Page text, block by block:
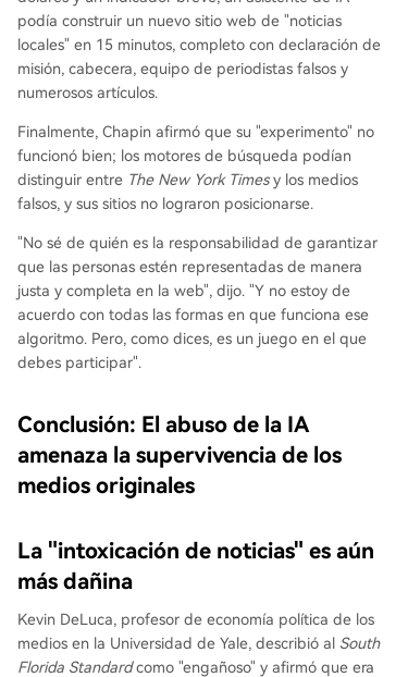
podía construir un nuevo sitio web de "noticias
locales" en 15 minutos, completo con declaración de
misión, cabecera, equipo de periodistas falsos y
numerosos artículos.
Finalmente, Chapin afirmó que su "experimento" no
funcionó bien; los motores de búsqueda podían
distinguir entre The New York Timesy los medios
falsos, y sus sitios no lograron posicionarse.
"No sé de quién es la responsabilidad de garantizar
que las personas estén representadas de manera
justa y completa en la web", dijo. "Y no estoy de
acuerdo con todas las formas en que funciona ese
algoritmo. Pero, como dices, es un juego en el que
debes participar".
Conclusión: El abuso de la IA
amenaza la supervivencia de los
medios originales
La "intoxicación de noticias" es aún
más dañina
Kevin DeLuca, profesor de economía política de los
medios en la Universidad de Yale, describió al South
Florida Standardcomo "engañoso" y afirmó que era